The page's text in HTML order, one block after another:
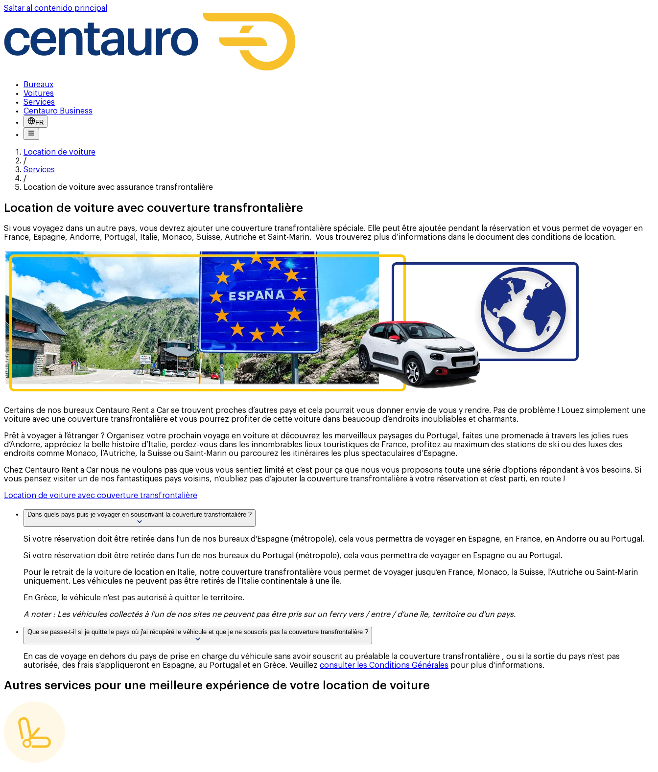
Saltar al contenido principal
Bureaux
Voitures
Services
Centauro Business
FR
Location de voiture
/
Services
/
Location de voiture avec assurance transfrontalière
Location de voiture avec couverture transfrontalière
Si vous voyagez dans un autre pays, vous devrez ajouter une couverture transfrontalière spéciale. Elle peut être ajoutée pendant la réservation et vous permet de voyager en
France, Espagne, Andorre, Portugal, Italie, Monaco, Suisse, Autriche et Saint-Marin. Vous trouverez plus d’informations dans le document des conditions de location.
Certains de nos bureaux Centauro Rent a Car se trouvent proches d’autres pays et cela pourrait vous donner envie de vous y rendre. Pas de problème ! Louez simplement une
voiture avec une couverture transfrontalière et vous pourrez profiter de cette voiture dans beaucoup d’endroits inoubliables et charmants.
Prêt à voyager à l’étranger ? Organisez votre prochain voyage en voiture et découvrez les merveilleux paysages du Portugal, faites une promenade à travers les jolies rues
d’Andorre, appréciez la belle histoire d’Italie, perdez-vous dans les innombrables lieux touristiques de France, profitez au maximum des stations de ski ou des luxes des
endroits comme Monaco, l’Autriche, la Suisse ou Saint-Marin ou parcourez les itinéraires les plus spectaculaires d’Espagne.
Chez Centauro Rent a Car nous ne voulons pas que vous vous sentiez limité et c’est pour ça que nous vous proposons toute une série d’options répondant à vos besoins. Si
vous pensez visiter un de nos fantastiques pays voisins, n’oubliez pas d’ajouter la couverture transfrontalière à votre réservation et c’est parti, en route !
Location de voiture avec couverture transfrontalière
Dans quels pays puis-je voyager en souscrivant la couverture transfrontalière ?
Si votre réservation doit être retirée dans l'un de nos bureaux d'Espagne (métropole), cela vous permettra de voyager en Espagne, en France, en Andorre ou au Portugal.
Si votre réservation doit être retirée dans l'un de nos bureaux du Portugal (métropole), cela vous permettra de voyager en Espagne ou au Portugal.
Pour le retrait de la voiture de location en Italie, notre couverture transfrontalière vous permet de voyager jusqu’en France, Monaco, la Suisse, l’Autriche ou Saint-Marin
uniquement. Les véhicules ne peuvent pas être retirés de l’Italie continentale à une île.
En Grèce, le véhicule n'est pas autorisé à quitter le territoire.
A noter : Les véhicules collectés à l'un de nos sites ne peuvent pas être pris sur un ferry vers / entre / d'une île, territoire ou d'un pays.
Que se passe-t-il si je quitte le pays où j'ai récupéré le véhicule et que je ne souscris pas la couverture transfrontalière ?
En cas de voyage en dehors du pays de prise en charge du véhicule sans avoir souscrit au préalable la couverture transfrontalière , ou si la sortie du pays n'est pas
autorisée, des frais s'appliqueront en Espagne, au Portugal et en Grèce. Veuillez consulter les Conditions Générales pour plus d'informations.
Autres services pour une meilleure expérience de votre location de voiture